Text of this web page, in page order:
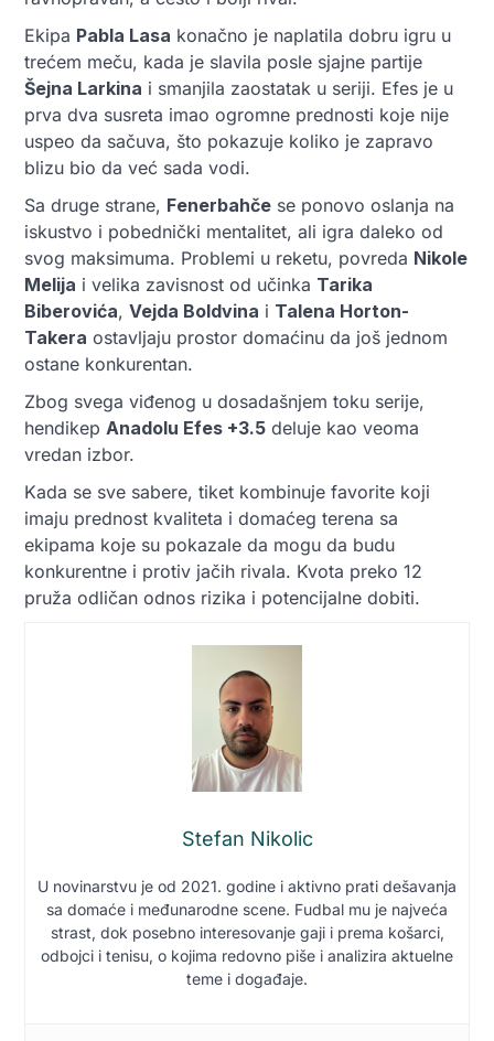
Ekipa Pabla Lasa konačno je naplatila dobru igru u
trećem meču, kada je slavila posle sjajne partije
Šejna Larkina i smanjila zaostatak u seriji. Efes je u
prva dva susreta imao ogromne prednosti koje nije
uspeo da sačuva, što pokazuje koliko je zapravo
blizu bio da već sada vodi.
Sa druge strane, Fenerbahče se ponovo oslanja na
iskustvo i pobednički mentalitet, ali igra daleko od
svog maksimuma. Problemi u reketu, povreda Nikole
Melija i velika zavisnost od učinka Tarika
Biberovića, Vejda Boldvina i Talena Horton-
Takera ostavljaju prostor domaćinu da još jednom
ostane konkurentan.
Zbog svega viđenog u dosadašnjem toku serije,
hendikep Anadolu Efes +3.5 deluje kao veoma
vredan izbor.
Kada se sve sabere, tiket kombinuje favorite koji
imaju prednost kvaliteta i domaćeg terena sa
ekipama koje su pokazale da mogu da budu
konkurentne i protiv jačih rivala. Kvota preko 12
pruža odličan odnos rizika i potencijalne dobiti.
Stefan Nikolic
U novinarstvu je od 2021. godine i aktivno prati dešavanja
sa domaće i međunarodne scene. Fudbal mu je najveća
strast, dok posebno interesovanje gaji i prema košarci,
odbojci i tenisu, o kojima redovno piše i analizira aktuelne
teme i događaje.